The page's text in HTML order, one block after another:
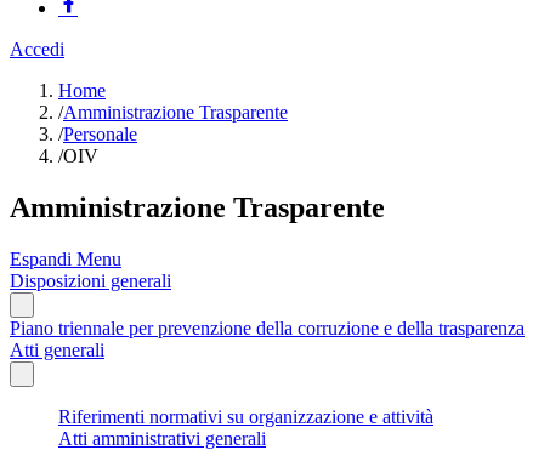
Accedi
Home
/Amministrazione Trasparente
/Personale
/OIV
Amministrazione Trasparente
Espandi Menu
Disposizioni generali
Piano triennale per prevenzione della corruzione e della trasparenza
Atti generali
Riferimenti normativi su organizzazione e attività
Atti amministrativi generali